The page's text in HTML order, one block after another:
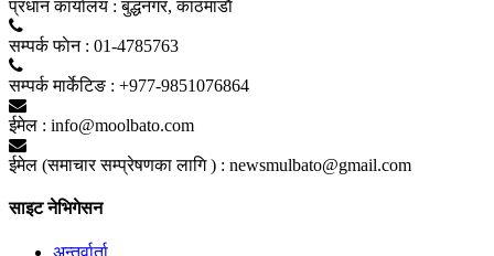
प्रधान कार्यालय : बुद्धनगर, काठमाडाैं
सम्पर्क फाेन : 01-4785763
सम्पर्क मार्केटिङ : +977-9851076864
ईमेल : info@moolbato.com
ईमेल (समाचार सम्प्रेषणका लागि ) : newsmulbato@gmail.com
साइट नेभिगेसन
अन्तर्वार्ता